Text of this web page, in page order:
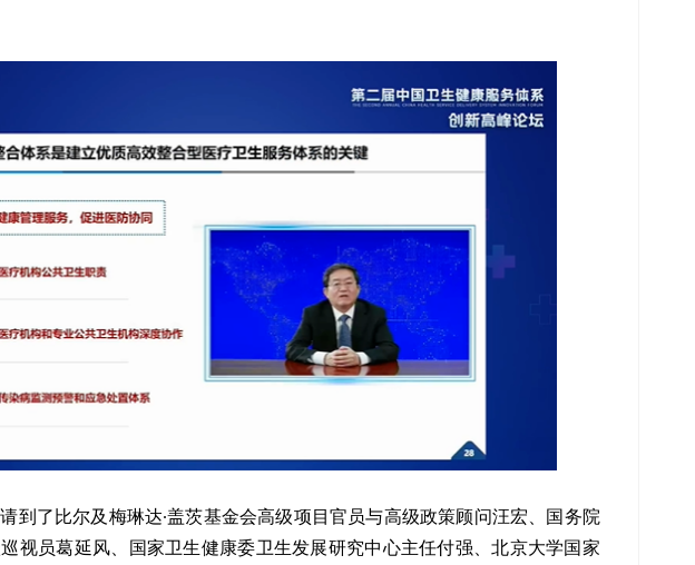
到了比尔及梅琳达∙盖茨基金会高级项目官员与高级政策顾问汪宏、国务院
视员葛延风、国家卫生健康委卫生发展研究中心主任付强、北京大学国家